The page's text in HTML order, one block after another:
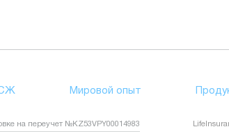
Мировой опыт
на переучет №KZ53VPY00014983